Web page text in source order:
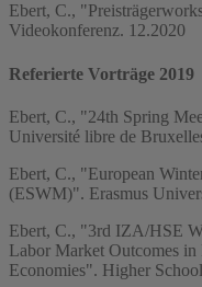
Ebert, C.,
Videokonferenz. 12.2020
Referierte Vorträge 2019
Ebert, C., "24th Spring
Université libre de
Ebert, C., "European
(ESWM)". Erasmus
Ebert, C., "3rd IZA/HSE
Labor Market Outcomes in
Economies". Higher